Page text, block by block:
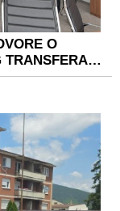
O
TRANSFERA…